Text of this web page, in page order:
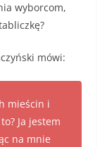
wyborcom,
mówi:
mieścin i
Ja jestem
na mnie